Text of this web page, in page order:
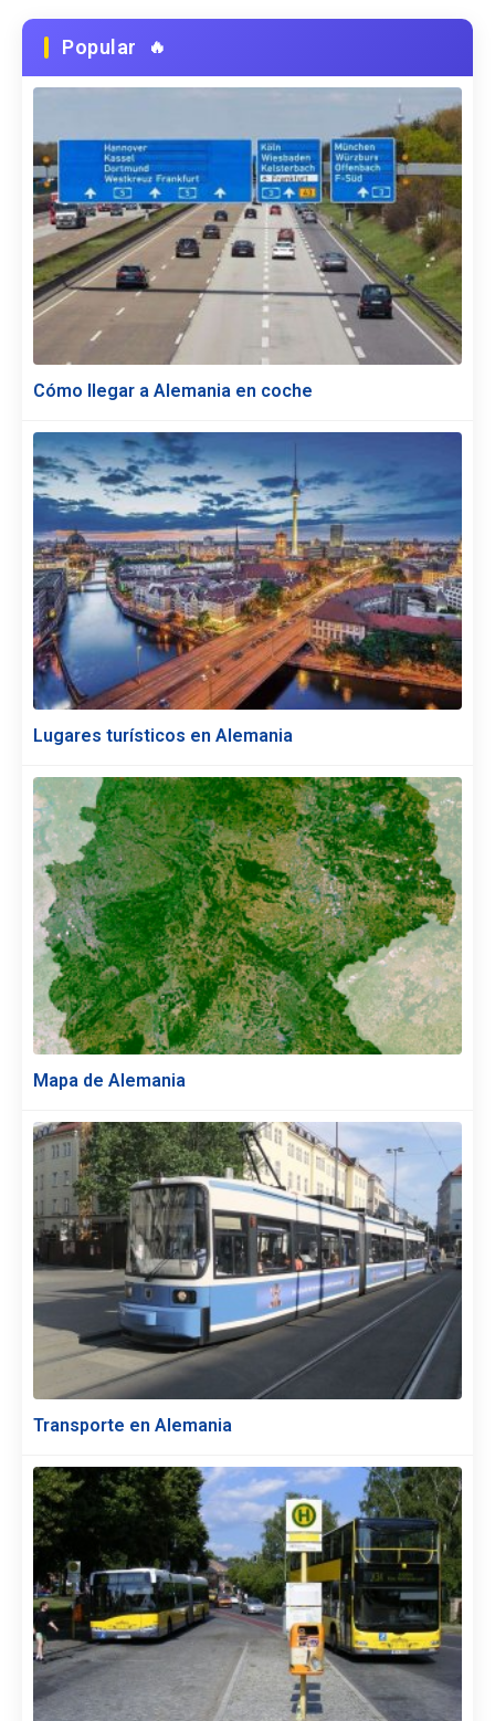
Popular
Cómo llegar a Alemania en coche
Lugares turísticos en Alemania
Mapa de Alemania
Transporte en Alemania